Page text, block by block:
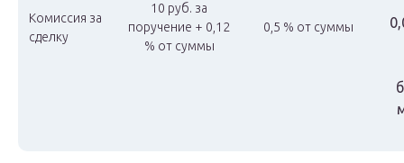
Комиссия за
сделку
10 руб. за
поручение + 0,12
% от суммы
0,5 % от суммы